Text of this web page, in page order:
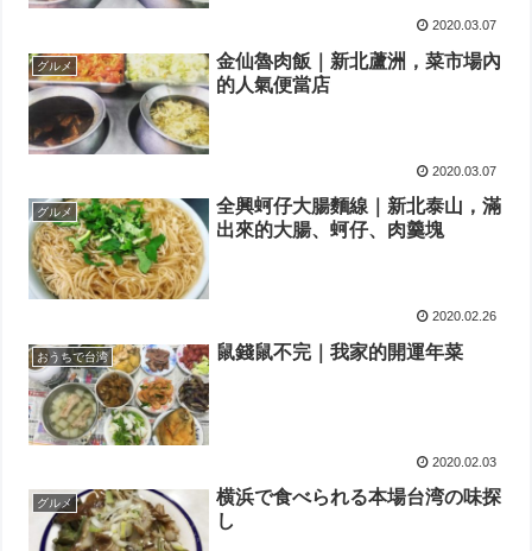
2020.03.07
グルメ
金仙魯肉飯｜新北蘆洲，菜市場內
的人氣便當店
2020.03.07
グルメ
全興蚵仔大腸麵線｜新北泰山，滿
出來的大腸、蚵仔、肉羹塊
2020.02.26
おうちで台湾 鼠錢鼠不完｜我家的開運年菜
2020.02.03
グルメ
横浜で食べられる本場台湾の味探
し